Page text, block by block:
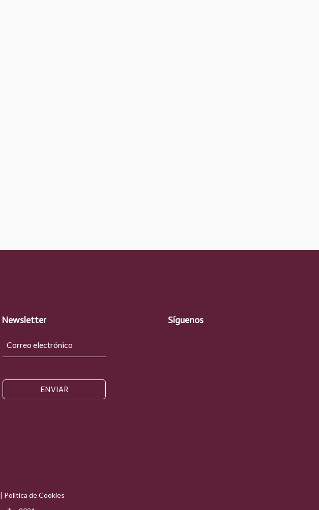
Newsletter
ENVIAR
Síguenos
| Política de Cookies